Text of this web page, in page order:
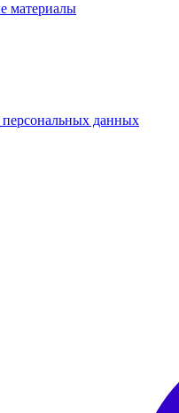
материалы
персональных данных